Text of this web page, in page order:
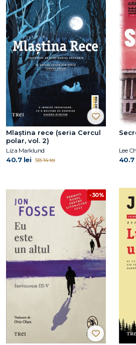
Mlaștina rece (seria Cercul
polar, vol. 2)
Liza Marklund
40.7 lei 58.14 lei
Lee
40.7
-30%